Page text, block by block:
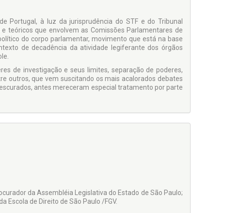
à luz da jurisprudência do STF e do Tribunal
teóricos que envolvem as Comissões Parlamentares de
do corpo parlamentar, movimento que está na base
de decadência da atividade legiferante dos órgãos
investigação e seus limites, separação de poderes,
outros, que vem suscitando os mais acalorados debates
antes mereceram especial tratamento por parte
da Assembléia Legislativa do Estado de São Paulo;
Escola de Direito de São Paulo /FGV.